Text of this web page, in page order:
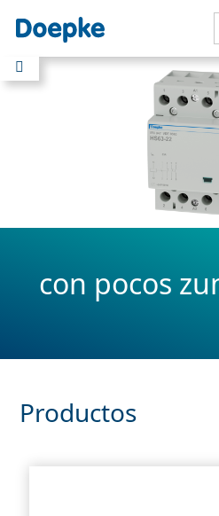
con pocos
Productos